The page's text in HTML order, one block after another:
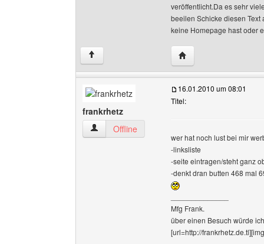
veröffentlicht.Da es sehr
beeilen Schicke diesen
keine Homepage hast oder
↑ Website dieses
frankrhetz
frankrhetz Benutzer-Profile anzeigen
Offline
16.01.2010 um 08:01
Titel:
wer hat noch lust bei mir
-linksliste
-seite eintragen/steht ganz
-denkt dran butten 468 mal
Mfg Frank.
über einen Besuch würde
[url=http://